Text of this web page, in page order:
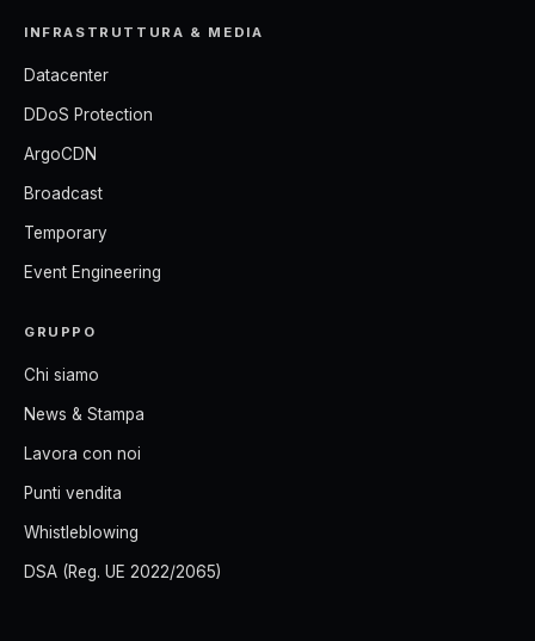
INFRASTRUTTURA & MEDIA
Datacenter
DDoS Protection
ArgoCDN
Broadcast
Temporary
Event Engineering
GRUPPO
Chi siamo
News & Stampa
Lavora con noi
Punti vendita
Whistleblowing
DSA (Reg. UE 2022/2065)